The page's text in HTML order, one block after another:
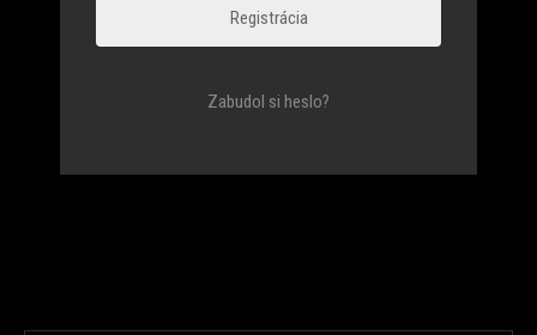
Registrácia
Zabudol si heslo?